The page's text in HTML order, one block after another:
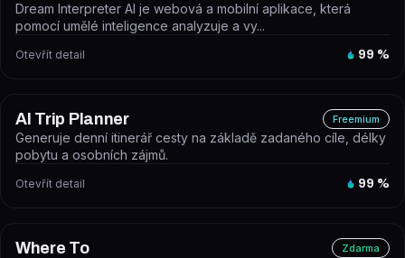
Dream Interpreter AI je webová a mobilní aplikace, která
pomocí umělé inteligence analyzuje a vy...
Otevřít detail 99 %
AI Trip Planner Freemium
Generuje denní itinerář cesty na základě zadaného cíle, délky
pobytu a osobních zájmů.
Otevřít detail 99 %
Where To Zdarma